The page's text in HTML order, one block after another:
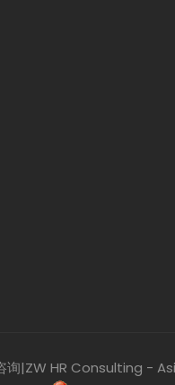
询|ZW HR Consulting -